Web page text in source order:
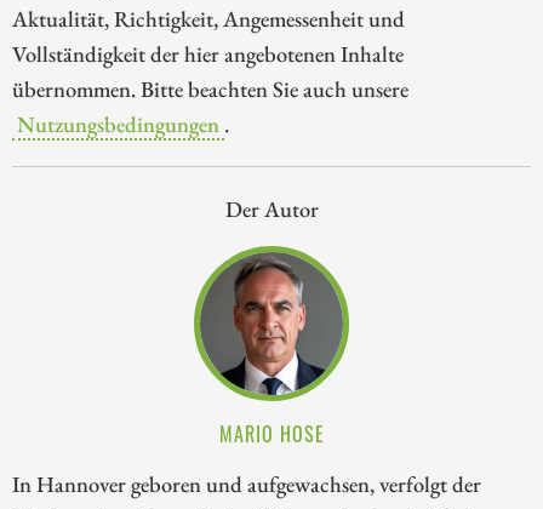
Aktualität, Richtigkeit, Angemessenheit und
Vollständigkeit der hier angebotenen Inhalte
übernommen. Bitte beachten Sie auch unsere
Nutzungsbedingungen .
Der Autor
MARIO HOSE
In Hannover geboren und aufgewachsen, verfolgt der